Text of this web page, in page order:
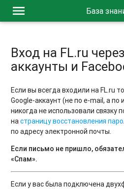
menu База
Вход на FL.ru
аккаунты и
Если вы всегда входили на FL.ru
Google-аккаунт (не по e-mail, а по
никогда не использовали связку
настраницу восстановления
по адресу электронной почты.
Если письмо не пришло,
«Спам».
Если у вас была подключена